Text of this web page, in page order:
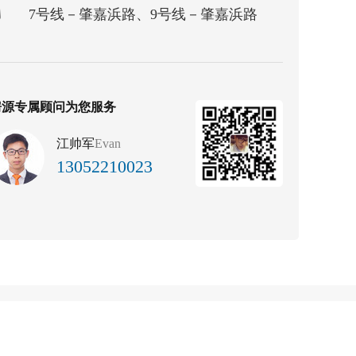
7号线－肇嘉浜路、9号线－肇嘉浜路
专属顾问为您服务
江帅军Evan
13052210023